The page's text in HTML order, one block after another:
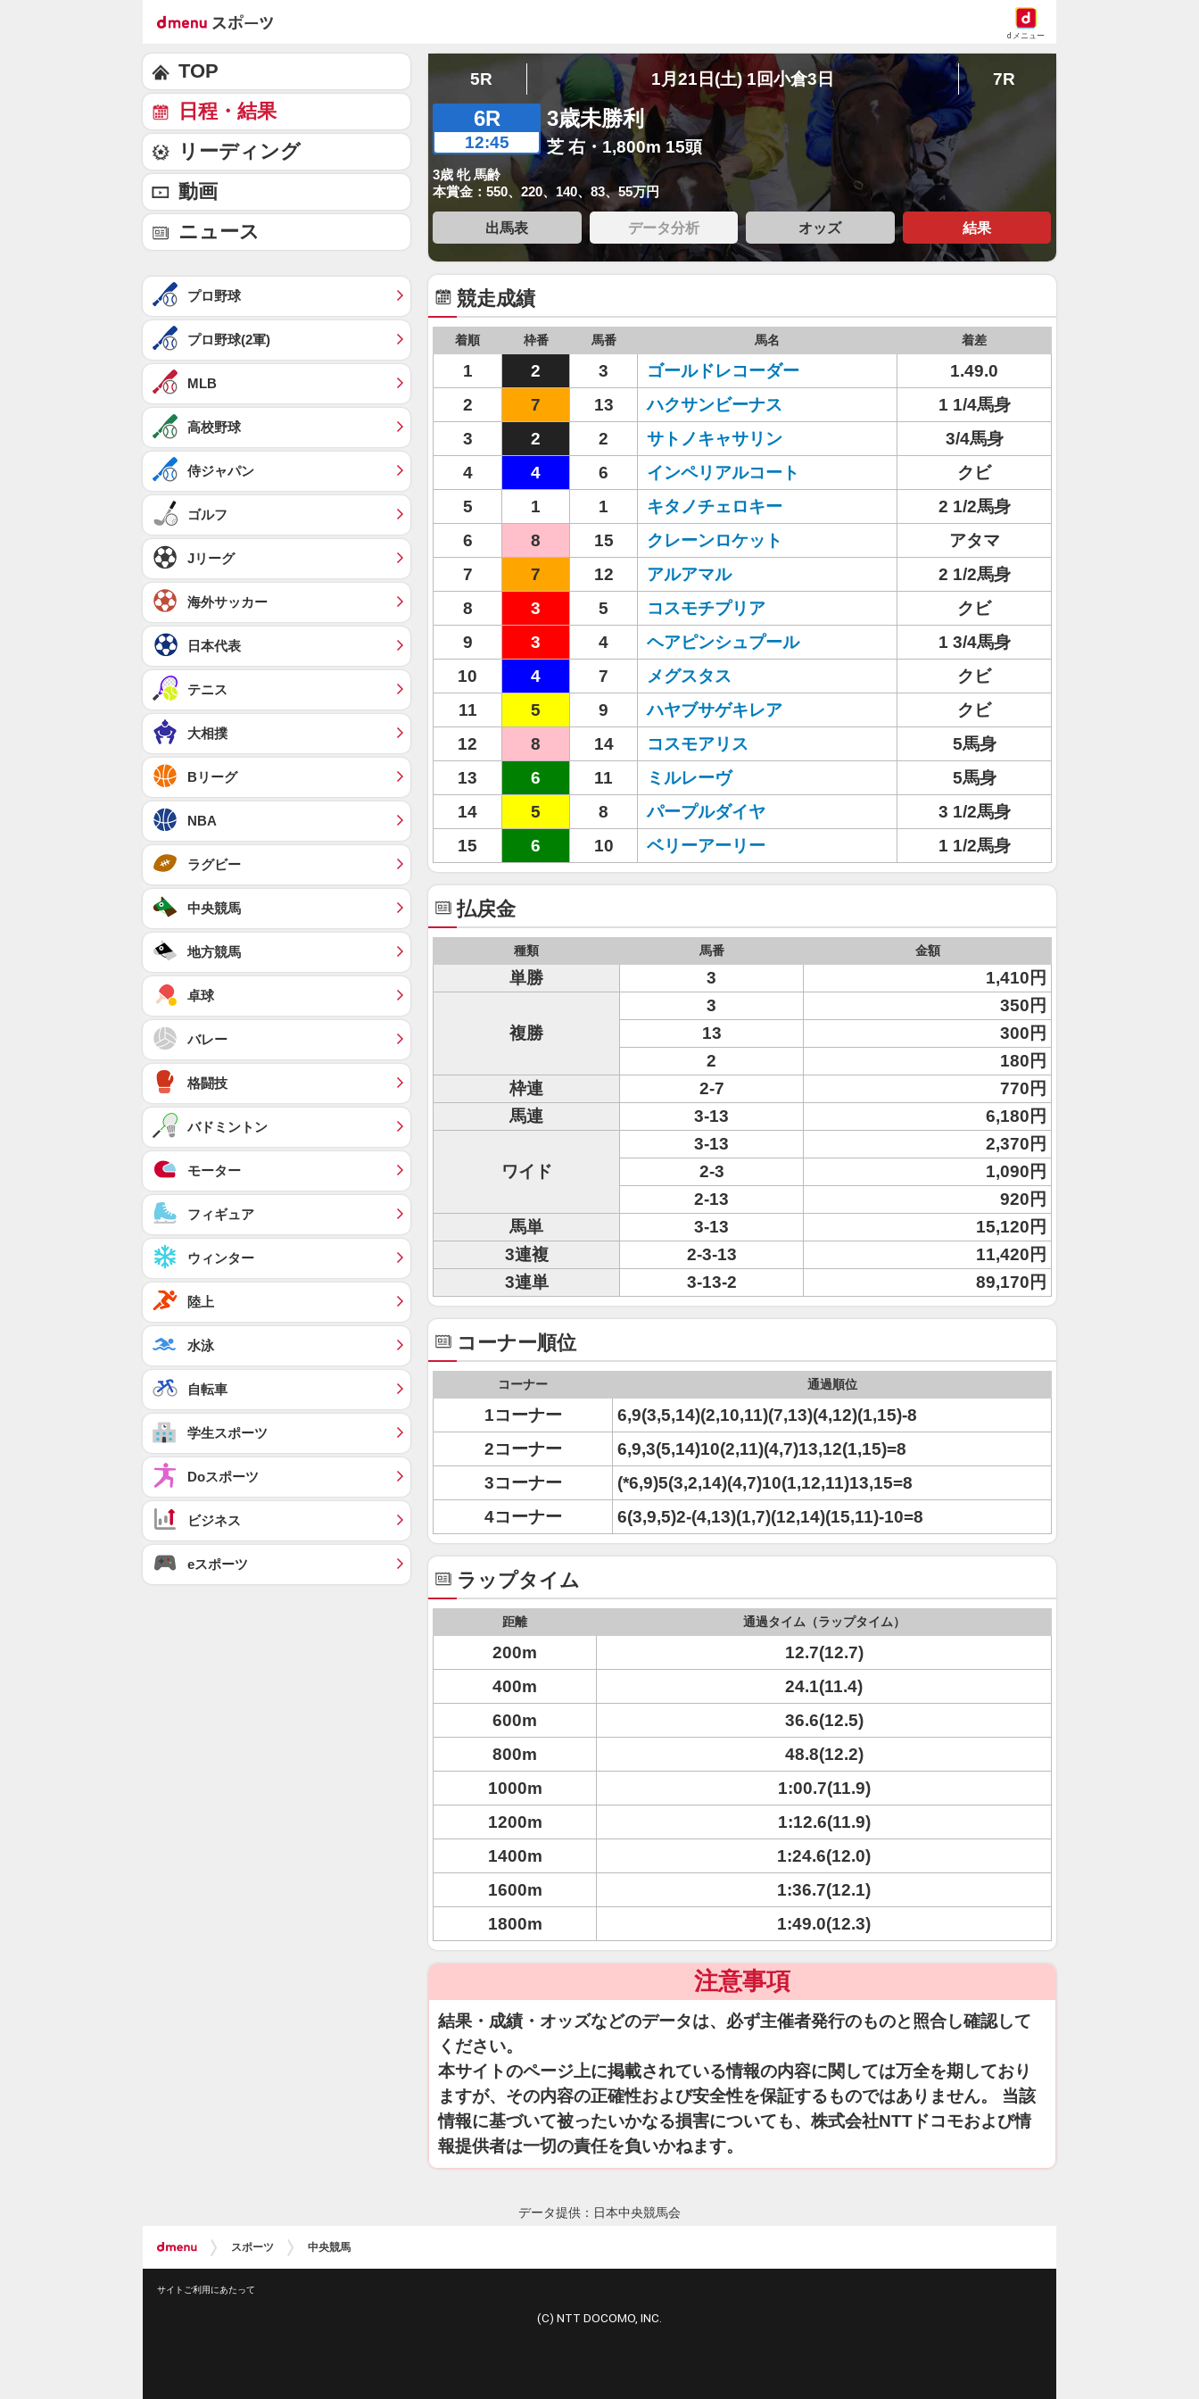
dメニュー
5R 1月21日(土) 1回小倉3日 7R
6R
12:45
3歳未勝利
芝 右・1,800m 15頭
3歳 牝 馬齢
本賞金：550、220、140、83、55万円
出馬表 データ分析 オッズ 結果
競走成績
着順 枠番 馬番 馬名 着差
1 2 3 ゴールドレコーダー
1.49.0
2
7 13 ハクサンビーナス
1 1/4馬身
3
2 2 サトノキャサリン
3/4馬身
4
4 6 インペリアルコート
クビ
5
1 1 キタノチェロキー
2 1/2馬身
6
8 15 クレーンロケット
アタマ
7
7 12 アルアマル
2 1/2馬身
8
3 5 コスモチプリア
クビ
9
3 4 ヘアピンシュプール
1 3/4馬身
10
4 7 メグスタス
クビ
11
5 9 ハヤブサゲキレア
クビ
12
8 14 コスモアリス
5馬身
13
6 11 ミルレーヴ
5馬身
14
5 8 パープルダイヤ
3 1/2馬身
15
6 10 ベリーアーリー 1 1/2馬身
払戻金
種類 馬番 金額
単勝 3 1,410円
複勝
3
350円
13
300円
2
180円
枠連
2-7
770円
馬連
3-13 6,180円
ワイド
3-13
2,370円
2-3
1,090円
2-13
920円
馬単
3-13
15,120円
3連複
2-3-13
11,420円
3連単
3-13-2 89,170円
コーナー順位
コーナー 通過順位
1コーナー
6,9(3,5,14)(2,10,11)(7,13)(4,12)(1,15)-8
2コーナー
6,9,3(5,14)10(2,11)(4,7)13,12(1,15)=8
3コーナー
(*6,9)5(3,2,14)(4,7)10(1,12,11)13,15=8
4コーナー
6(3,9,5)2-(4,13)(1,7)(12,14)(15,11)-10=8
ラップタイム
距離 通過タイム（ラップタイム）
200m
12.7(12.7)
400m
24.1(11.4)
600m
36.6(12.5)
800m
48.8(12.2)
1000m
1:00.7(11.9)
1200m
1:12.6(11.9)
1400m
1:24.6(12.0)
1600m
1:36.7(12.1)
1800m
1:49.0(12.3)
注意事項
結果・成績・オッズなどのデータは、必ず主催者発行のものと照合し確認して
ください。
本サイトのページ上に掲載されている情報の内容に関しては万全を期しており
ますが、その内容の正確性および安全性を保証するものではありません。 当該
情報に基づいて被ったいかなる損害についても、株式会社NTTドコモおよび情
報提供者は一切の責任を負いかねます。
TOP
日程・結果
リーディング
動画
ニュース
プロ野球
プロ野球(2軍)
MLB
高校野球
侍ジャパン
ゴルフ
Jリーグ
海外サッカー
日本代表
テニス
大相撲
Bリーグ
NBA
ラグビー
中央競馬
地方競馬
卓球
バレー
格闘技
バドミントン
モーター
フィギュア
ウィンター
陸上
水泳
自転車
学生スポーツ
Doスポーツ
ビジネス
eスポーツ
データ提供：日本中央競馬会
スポーツ 中央競馬
サイトご利用にあたって
(C) NTT DOCOMO, INC.